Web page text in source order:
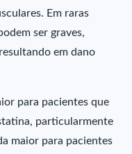
Em raras
ser graves,
em dano
para pacientes que
particularmente
maior para pacientes